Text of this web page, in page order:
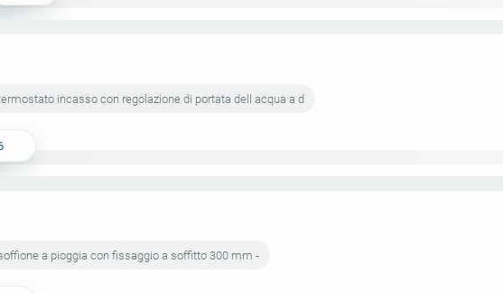
incasso con regolazione di portata dell acqua a d
a pioggia con fissaggio a soffitto 300 mm -